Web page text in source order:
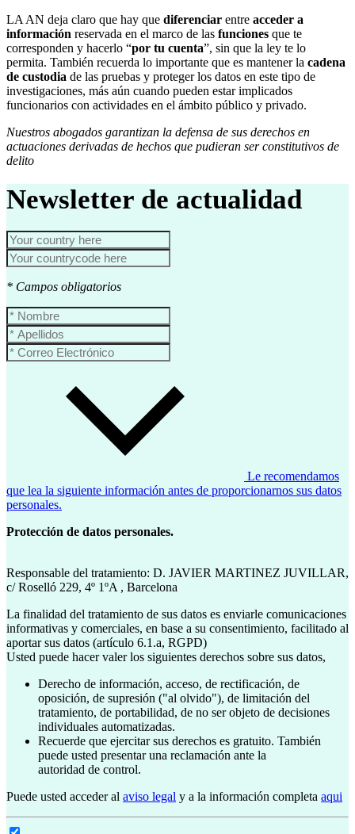
LA AN deja claro que hay que diferenciar entre acceder a
información reservada en el marco de las funciones que te
corresponden y hacerlo “por tu cuenta”, sin que la ley te lo
permita. También recuerda lo importante que es mantener la cadena
de custodia de las pruebas y proteger los datos en este tipo de
investigaciones, más aún cuando pueden estar implicados
funcionarios con actividades en el ámbito público y privado.
Nuestros abogados garantizan la defensa de sus derechos en
actuaciones derivadas de hechos que pudieran ser constitutivos de
delito
Newsletter de actualidad
* Campos obligatorios
Le recomendamos
que lea la siguiente información antes de proporcionarnos sus datos
personales.
Protección de datos personales.
Responsable del tratamiento: D. JAVIER MARTINEZ JUVILLAR,
c/ Roselló 229, 4º 1ºA , Barcelona
La finalidad del tratamiento de sus datos es enviarle comunicaciones
informativas y comerciales, en base a su consentimiento, facilitado al
aportar sus datos (artículo 6.1.a, RGPD)
Usted puede hacer valer los siguientes derechos sobre sus datos,
Derecho de información, acceso, de rectificación, de
oposición, de supresión ("al olvido"), de limitación del
tratamiento, de portabilidad, de no ser objeto de decisiones
individuales automatizadas.
Recuerde que ejercitar sus derechos es gratuito. También
puede usted presentar una reclamación ante la
autoridad de control.
Puede usted acceder al aviso legal y a la información completa aqui